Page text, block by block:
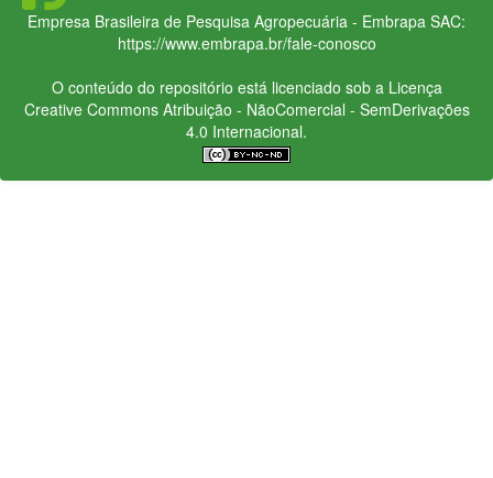
Empresa Brasileira de Pesquisa Agropecuária - Embrapa SAC:
https://www.embrapa.br/fale-conosco
O conteúdo do repositório está licenciado sob a Licença
Creative CommonsAtribuição - NãoComercial - SemDerivações
4.0 Internacional.